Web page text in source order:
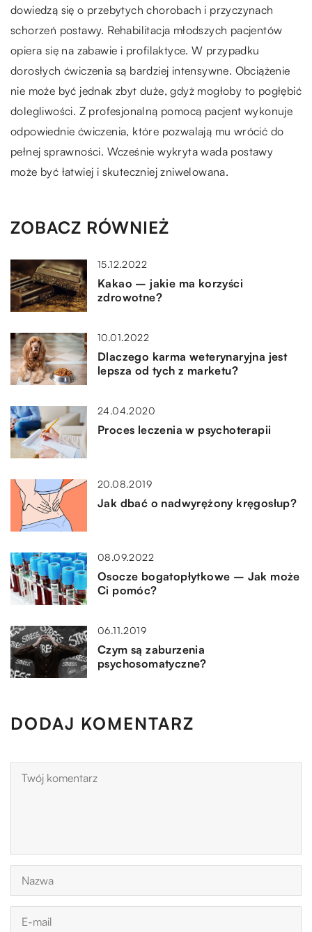
dowiedzą się o przebytych chorobach i przyczynach
schorzeń postawy. Rehabilitacja młodszych pacjentów
opiera się na zabawie i profilaktyce. W przypadku
dorosłych ćwiczenia są bardziej intensywne. Obciążenie
nie może być jednak zbyt duże, gdyż mogłoby to pogłębić
dolegliwości. Z profesjonalną pomocą pacjent wykonuje
odpowiednie ćwiczenia, które pozwalają mu wrócić do
pełnej sprawności. Wcześnie wykryta wada postawy
może być łatwiej i skuteczniej zniwelowana.
ZOBACZ RÓWNIEŻ
15.12.2022
Kakao – jakie ma korzyści
zdrowotne?
10.01.2022
Dlaczego karma weterynaryjna jest
lepsza od tych z marketu?
24.04.2020
Proces leczenia w psychoterapii
20.08.2019
Jak dbać o nadwyrężony kręgosłup?
08.09.2022
Osocze bogatopłytkowe – Jak może
Ci pomóc?
06.11.2019
Czym są zaburzenia
psychosomatyczne?
DODAJ KOMENTARZ